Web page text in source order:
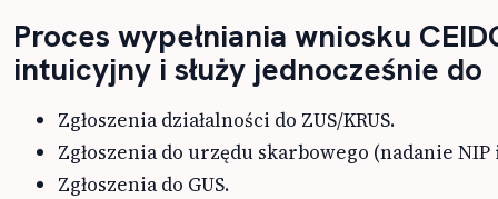
Proces wypełniania wniosku
intuicyjny i służy jednocześnie do
Zgłoszenia działalności do ZUS/KRUS.
Zgłoszenia do urzędu skarbowego (nadanie NIP i
Zgłoszenia do GUS.